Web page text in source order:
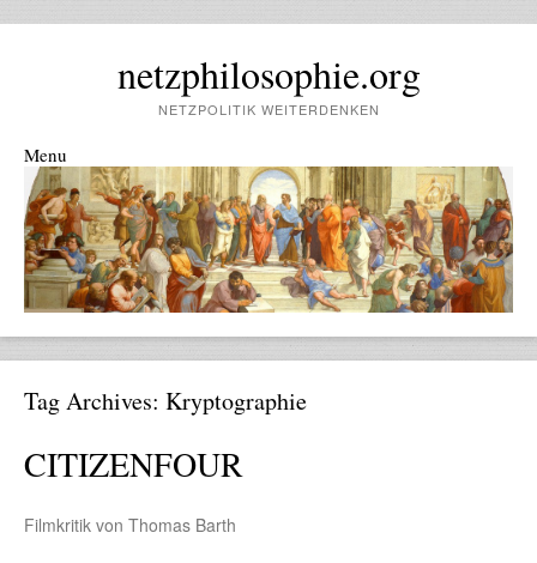
netzphilosophie.org
NETZPOLITIK WEITERDENKEN
Menu
Skip to content
Tag Archives: Kryptographie
CITIZENFOUR
Filmkritik von Thomas Barth